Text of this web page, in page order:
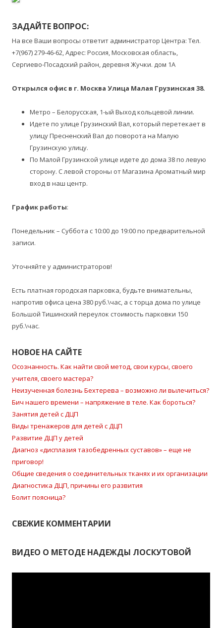
ЗАДАЙТЕ ВОПРОС:
На все Ваши вопросы ответит администратор Центра: Тел.
+7(967) 279-46-62, Адрес: Россия, Московская область,
Сергиево-Посадский район, деревня Жучки. дом 1А
Открылся офис в г. Москва Улица Малая Грузинская 38.
Метро – Белорусская, 1-ый Выход кольцевой линии.
Идете по улице Грузинский Вал, который перетекает в
улицу Пресненский Вал до поворота на Малую
Грузинскую улицу.
По Малой Грузинской улице идете до дома 38 по левую
сторону. С левой стороны от Магазина Ароматный мир
вход в наш центр.
График работы:
Понедельник – Суббота с 10:00 до 19:00 по предварительной
записи.
Уточняйте у администраторов!
Есть платная городская парковка, будьте внимательны,
напротив офиса цена 380 руб.\час, а с торца дома по улице
Большой Тишинский переулок стоимость парковки 150
руб.\час.
НОВОЕ НА САЙТЕ
Осознанность. Как найти свой метод, свои курсы, своего
учителя, своего мастера?
Неизученная болезнь Бехтерева – возможно ли вылечиться?
Бич нашего времени – напряжение в теле. Как бороться?
Занятия детей с ДЦП
Виды тренажеров для детей с ДЦП
Развитие ДЦП у детей
Диагноз «дисплазия тазобедренных суставов» – еще не
приговор!
Общие сведения о соединительных тканях и их организации
Диагностика ДЦП, причины его развития
Болит поясница?
СВЕЖИЕ КОММЕНТАРИИ
ВИДЕО О МЕТОДЕ НАДЕЖДЫ ЛОСКУТОВОЙ